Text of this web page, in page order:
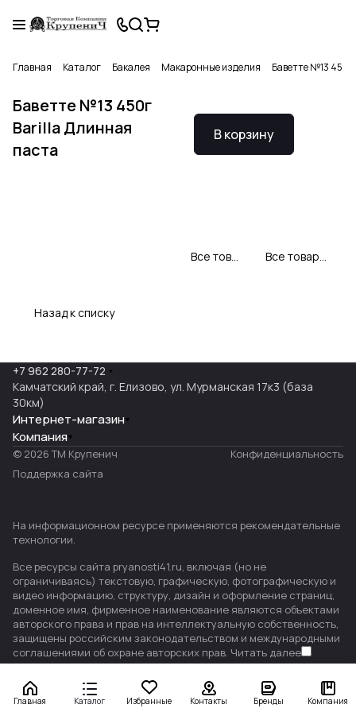
Главная Каталог Бакалея Макаронные изделия Баветте №13
Баветте №13 450г
Barilla Длинная
паста
В корзину
Все товары Barilla Все товары категории
Назад к списку
Главная Каталог Избранные Контакты Бренды Компания
+7 962 280-77-72
Камчатский край, г. Елизово, ул. Мурманская 17к3 (база
30км)
Интернет-магазин
Компания
© 2026 ТМ Крупенич
Конфиденциальность
Поддержка сайта
На информационном ресурсе применяются рекомендательные
технологии.
Все ресурсы сайта pryanosti41.ru, включая (но не
ограничиваясь) текстовую, графическую, фотографическую и
видео информацию, структуру, дизайн и оформление страниц,
доменное имя, фирменное наименование являются объектами
авторского права и прав на интеллектуальную собственность,
защищены российским законодательством и международными
соглашениями об охране авторских прав. Читать далее